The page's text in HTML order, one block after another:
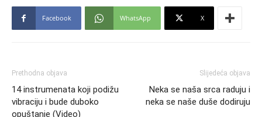
Facebook WhatsApp X
Prethodna objava
14 instrumenata koji podižu
vibraciju i bude duboko
opuštanje (Video)
Slijedeća objava
Neka se naša srca raduju i
neka se naše duše dodiruju